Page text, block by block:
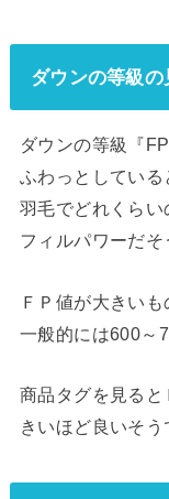
ダウンの等級の
ダウンの等級『
ふわっとしてい
羽毛でどれくら
フィルパワーだそ
ＦＰ値が大きいも
一般的には600～
商品タグを見る
きいほど良いそう